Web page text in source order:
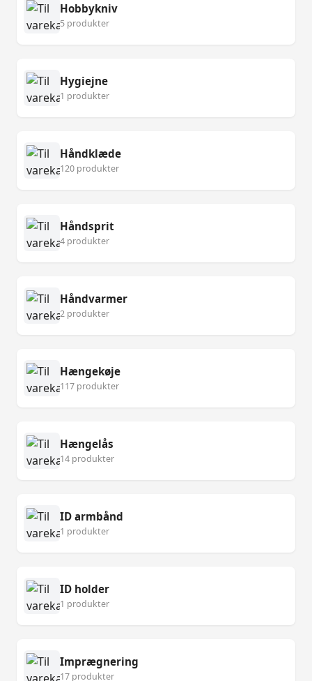
Hobbykniv
5 produkter
Hygiejne
1 produkter
Håndklæde
120 produkter
Håndsprit
4 produkter
Håndvarmer
2 produkter
Hængekøje
117 produkter
Hængelås
14 produkter
ID armbånd
1 produkter
ID holder
1 produkter
Imprægnering
17 produkter